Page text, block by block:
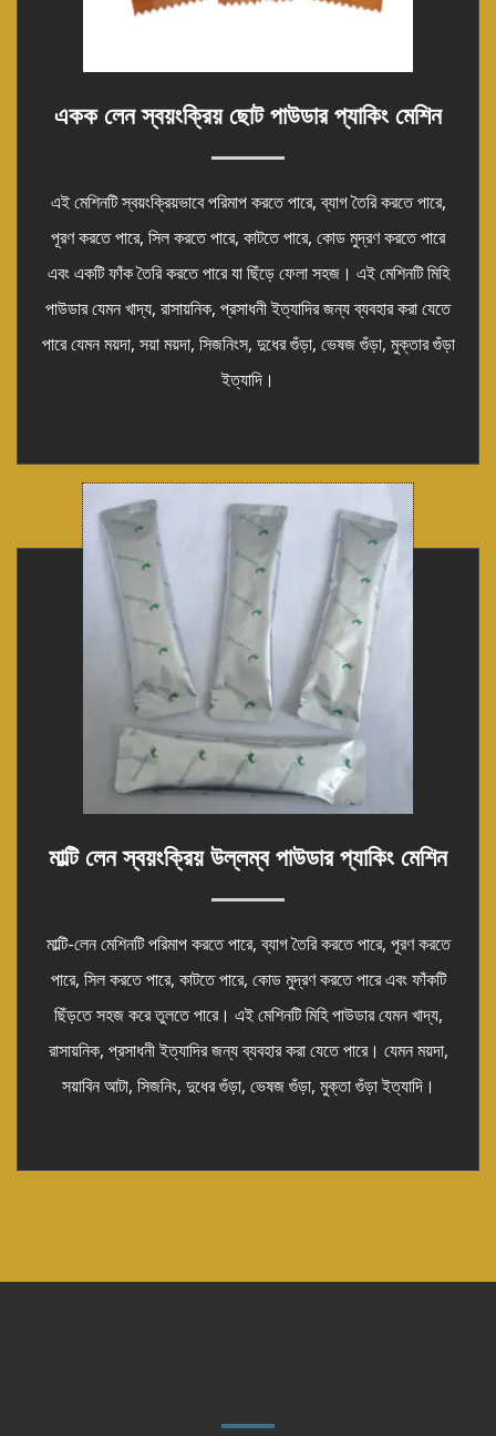
একক লেন স্বয়ংক্রিয় ছোট পাউডার প্যাকিং মেশিন
এই মেশিনটি স্বয়ংক্রিয়ভাবে পরিমাপ করতে পারে, ব্যাগ তৈরি করতে পারে,
পূরণ করতে পারে, সিল করতে পারে, কাটতে পারে, কোড মুদ্রণ করতে পারে
এবং একটি ফাঁক তৈরি করতে পারে যা ছিঁড়ে ফেলা সহজ। এই মেশিনটি মিহি
পাউডার যেমন খাদ্য, রাসায়নিক, প্রসাধনী ইত্যাদির জন্য ব্যবহার করা যেতে
পারে যেমন ময়দা, সয়া ময়দা, সিজনিংস, দুধের গুঁড়া, ভেষজ গুঁড়া, মুক্তার গুঁড়া
ইত্যাদি।
মাল্টি লেন স্বয়ংক্রিয় উল্লম্ব পাউডার প্যাকিং মেশিন
মাল্টি-লেন মেশিনটি পরিমাপ করতে পারে, ব্যাগ তৈরি করতে পারে, পূরণ করতে
পারে, সিল করতে পারে, কাটতে পারে, কোড মুদ্রণ করতে পারে এবং ফাঁকটি
ছিঁড়তে সহজ করে তুলতে পারে। এই মেশিনটি মিহি পাউডার যেমন খাদ্য,
রাসায়নিক, প্রসাধনী ইত্যাদির জন্য ব্যবহার করা যেতে পারে। যেমন ময়দা,
সয়াবিন আটা, সিজনিং, দুধের গুঁড়া, ভেষজ গুঁড়া, মুক্তা গুঁড়া ইত্যাদি।